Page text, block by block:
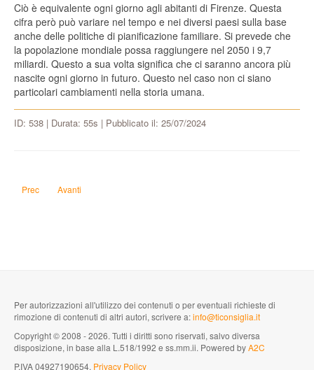
Ciò è equivalente ogni giorno agli abitanti di Firenze. Questa
cifra però può variare nel tempo e nei diversi paesi sulla base
anche delle politiche di pianificazione familiare. Si prevede che
la popolazione mondiale possa raggiungere nel 2050 i 9,7
miliardi. Questo a sua volta significa che ci saranno ancora più
nascite ogni giorno in futuro. Questo nel caso non ci siano
particolari cambiamenti nella storia umana.
ID: 538 | Durata: 55s | Pubblicato il: 25/07/2024
Articolo precedente: Perché in Toscana c'è il pane senza sale?
Prec Articolo successivo: Quante volte al mese devo cambiare le
Avanti
Per autorizzazioni all'utilizzo dei contenuti o per eventuali richieste di
rimozione di contenuti di altri autori, scrivere a:info@ticonsiglia.it
Copyright © 2008 - 2026. Tutti i diritti sono riservati, salvo diversa
disposizione, in base alla L.518/1992 e ss.mm.ii. Powered byA2C
P.IVA 04927190654. Privacy Policy